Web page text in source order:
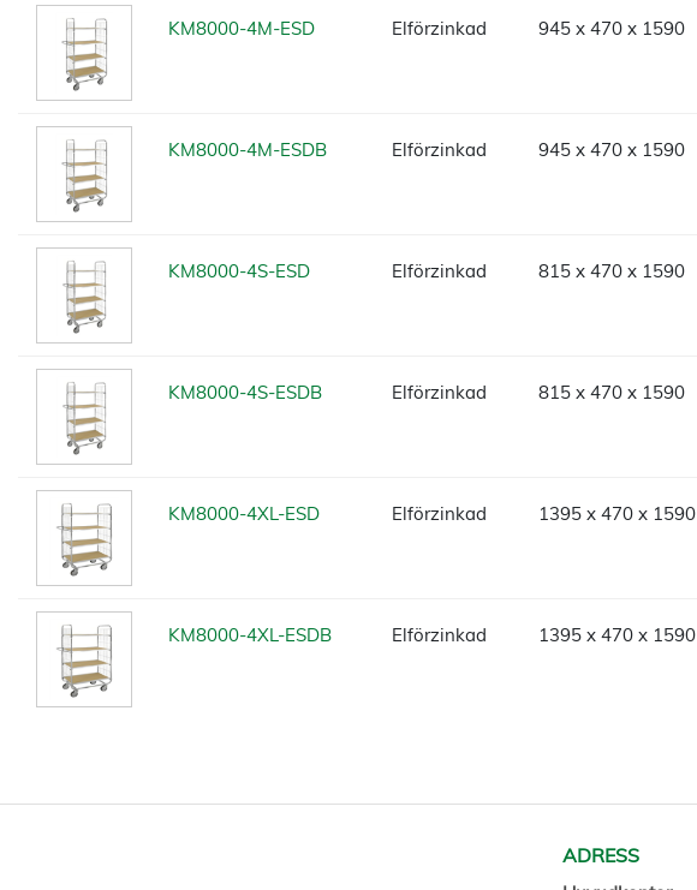
KM8000-4M-ESD Elförzinkad 945 x 470 x 1590
KM8000-4M-ESDB Elförzinkad 945 x 470 x 1590
KM8000-4S-ESD Elförzinkad 815 x 470 x 1590
KM8000-4S-ESDB Elförzinkad 815 x 470 x 1590
KM8000-4XL-ESD Elförzinkad 1395 x 470 x 1590
KM8000-4XL-ESDB Elförzinkad 1395 x 470 x 1590
ADRESS